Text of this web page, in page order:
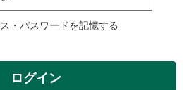
・パスワードを記憶する
ログイン